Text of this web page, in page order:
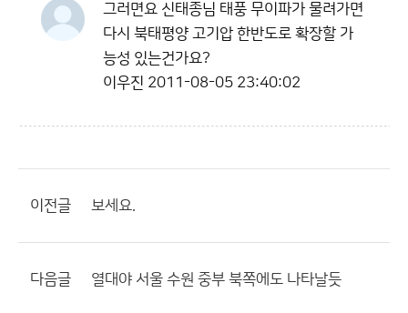
그러면요 신태종님 태풍 무이파가 물려가면
다시 북태평양 고기압 한반도로 확장할 가
능성 있는건가요?
이우진 2011-08-05 23:40:02
이전글 보세요.
다음글 열대야 서울 수원 중부 북쪽에도 나타날듯